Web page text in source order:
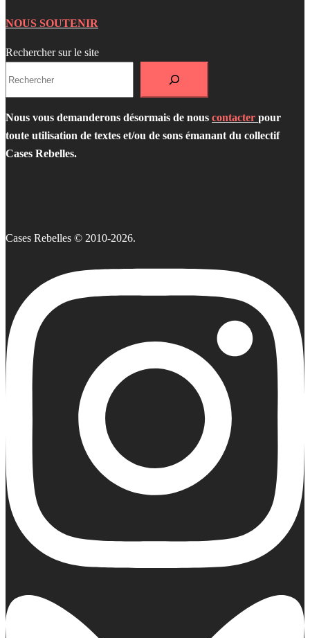
NOUS SOUTENIR
Rechercher sur le site
Nous vous demanderons désormais de nous contacter pour
toute utilisation de textes et/ou de sons émanant du collectif
Cases Rebelles.
Cases Rebelles © 2010-2026.